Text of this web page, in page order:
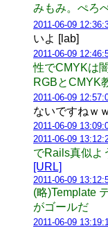
みもみ。ぺろ
2011-06-09
いよ [lab]
2011-06-09
性でCMYKは
RGBとCMYK
2011-06-09
ないですねｗ
2011-06-09
2011-06-09
でRails真似よ
[URL]
2011-06-09
(略)Template
がゴールだ
2011-06-09